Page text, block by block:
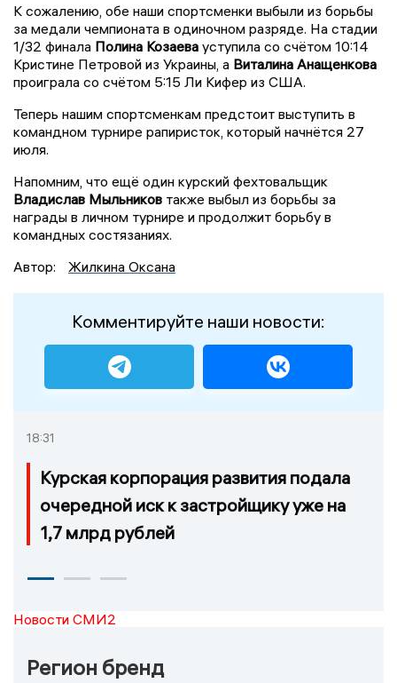
К сожалению, обе наши спортсменки выбыли из борьбы
за медали чемпионата в одиночном разряде. На стадии
1/32 финала Полина Козаева уступила со счётом 10:14
Кристине Петровой из Украины, а Виталина Анащенкова
проиграла со счётом 5:15 Ли Кифер из США.
Теперь нашим спортсменкам предстоит выступить в
командном турнире рапиристок, который начнётся 27
июля.
Напомним, что ещё один курский фехтовальщик
Владислав Мыльников также выбыл из борьбы за
награды в личном турнире и продолжит борьбу в
командных состязаниях.
Автор:
Жилкина Оксана
Комментируйте наши новости:
18:31
Курская корпорация развития подала
очередной иск к застройщику уже на
1,7 млрд рублей
Новости СМИ2
Регион бренд